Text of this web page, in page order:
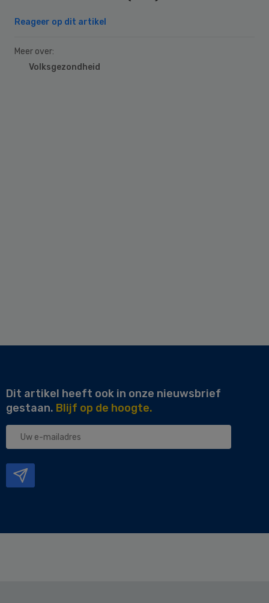
Reageer op dit artikel
Meer over:
Volksgezondheid
Dit artikel heeft ook in onze nieuwsbrief
gestaan. Blijf op de hoogte.
Uw